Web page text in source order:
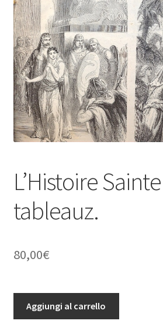
L’Histoire
tableauz.
80,00€
Sainte
Aggiungi al carrello